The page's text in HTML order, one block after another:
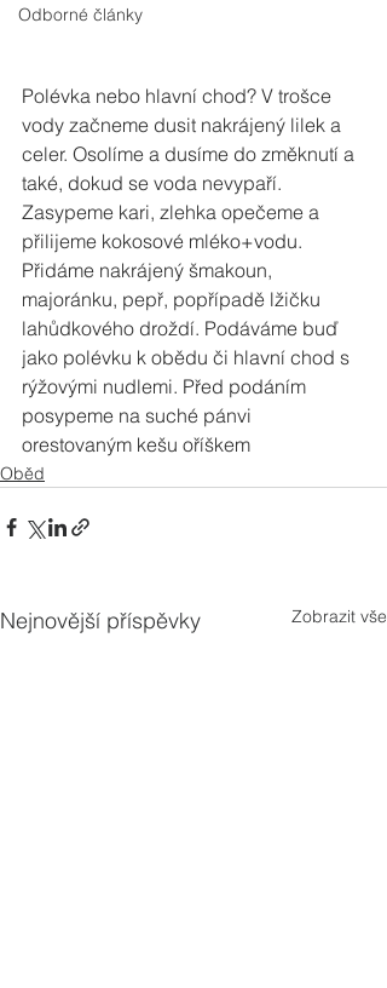
Odborné články
Polévka nebo hlavní chod? V trošce
vody začneme dusit nakrájený lilek a
celer. Osolíme a dusíme do změknutí a
také, dokud se voda nevypaří.
Zasypeme kari, zlehka opečeme a
přilijeme kokosové mléko+vodu.
Přidáme nakrájený šmakoun,
majoránku, pepř, popřípadě lžičku
lahůdkového droždí. Podáváme buď
jako polévku k obědu či hlavní chod s
rýžovými nudlemi. Před podáním
posypeme na suché pánvi
orestovaným kešu oříškem
Oběd
Nejnovější příspěvky Zobrazit vše